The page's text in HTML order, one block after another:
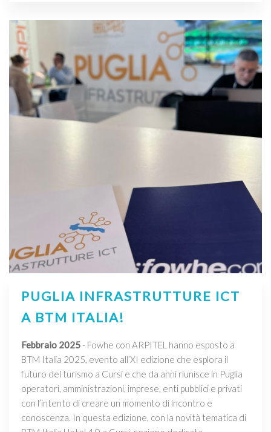
PUGLIA INFRASTRUTTURE ICT
A BTM ITALIA!
Febbraio 2025- Fowhe con ARPITEL hanno esposto a
BTM Italia 2025, evento all’XI edizione che esplora il
futuro del turismo a Cursi e che da anni riunisce in Puglia
operatori, amministrazioni, imprese, enti pubblici e privati
con l’intento di creare un momento di incontro e
conoscenza. In questa edizione, con la novità tematica di